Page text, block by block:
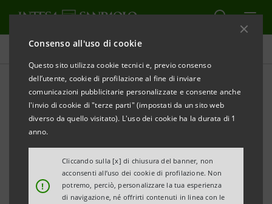
Consenso all'uso di cookie
Questo sito utilizza cookie tecnici e, previo consenso
dell’utente, cookie di profilazione al fine di inviare
comunicazioni pubblicitarie personalizzate e consente anche
l'invio di cookie di "terze parti" (impostati da un sito web
diverso da quello visitato). L'uso dei cookie ha la durata di 1
anno.
!
Cliccando sulla [x] di chiusura del banner, non
acconsenti all’uso dei cookie di profilazione. Non
potremo, perciò, personalizzare la tua esperienza
di navigazione, né offrirti contenuti in linea con le
Comunicati stampa
STAMPA AGGIORNA
INTESA SANPAOLO:NOTIZIE DI STAMPA IN MERITO
A UNA POSSIBILE OPERAZIONE DI AGGREGAZIONE
Torino, Milano, 24 gennaio 2017–Con riferimento a
recenti notizie di stampa in merito a una possibile